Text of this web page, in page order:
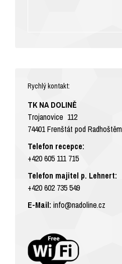
Rychlý kontakt:
TK NA DOLINĚ
Trojanovice 112
74401 Frenštát pod Radhoštěm
Telefon recepce:
+420 605 111 715
Telefon majitel p. Lehnert:
+420 602 735 549
E-Mail: info@nadoline.cz